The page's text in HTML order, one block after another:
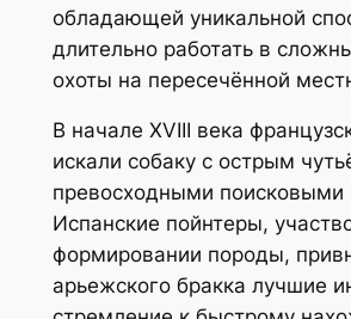
обладающей уникальной
длительно работать в
охоты на пересечённой
В начале XVIII века
искали собаку с острым
превосходными поисковыми
Испанские пойнтеры,
формировании породы,
арьежского бракка лучшие